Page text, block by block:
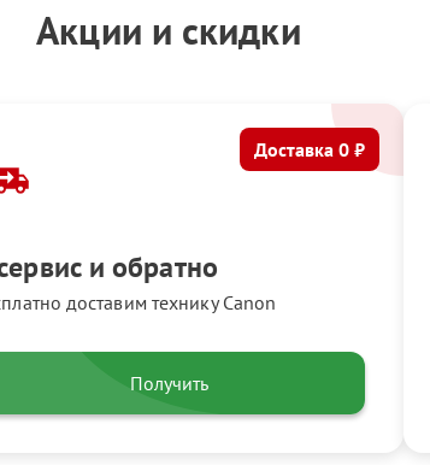
Акции и скидки
и обратно
доставим технику Canon
Доставка 0 ₽
Получить